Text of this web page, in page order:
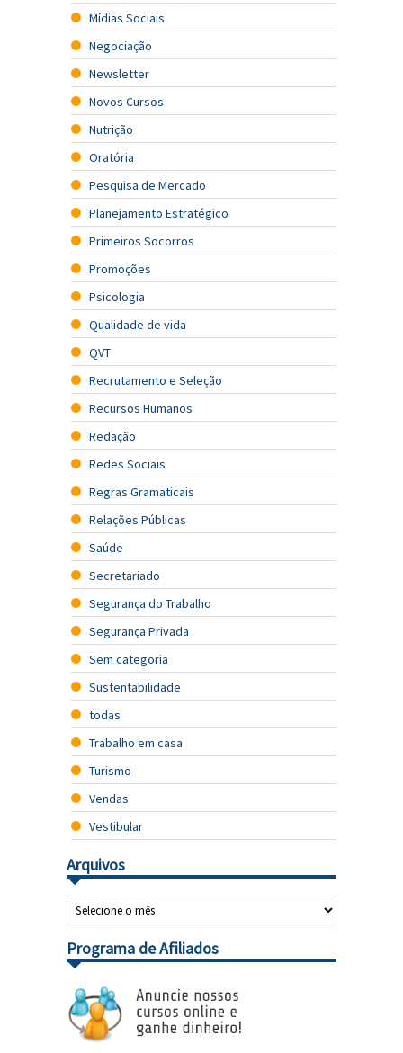
Mídias Sociais
Negociação
Newsletter
Novos Cursos
Nutrição
Oratória
Pesquisa de Mercado
Planejamento Estratégico
Primeiros Socorros
Promoções
Psicologia
Qualidade de vida
QVT
Recrutamento e Seleção
Recursos Humanos
Redação
Redes Sociais
Regras Gramaticais
Relações Públicas
Saúde
Secretariado
Segurança do Trabalho
Segurança Privada
Sem categoria
Sustentabilidade
todas
Trabalho em casa
Turismo
Vendas
Vestibular
Arquivos
Programa de Afiliados